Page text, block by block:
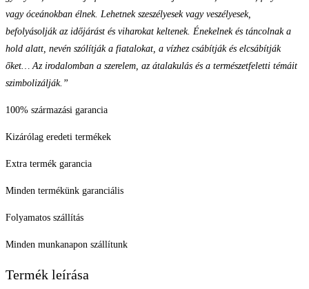
vagy óceánokban élnek. Lehetnek szeszélyesek vagy veszélyesek,
befolyásolják az időjárást és viharokat keltenek. Énekelnek és táncolnak a
hold alatt, nevén szólítják a fiatalokat, a vízhez csábítják és elcsábítják
őket… Az irodalomban a szerelem, az átalakulás és a természetfeletti témáit
szimbolizálják.”
100% származási garancia
Kizárólag eredeti termékek
Extra termék garancia
Minden termékünk garanciális
Folyamatos szállítás
Minden munkanapon szállítunk
Termék leírása